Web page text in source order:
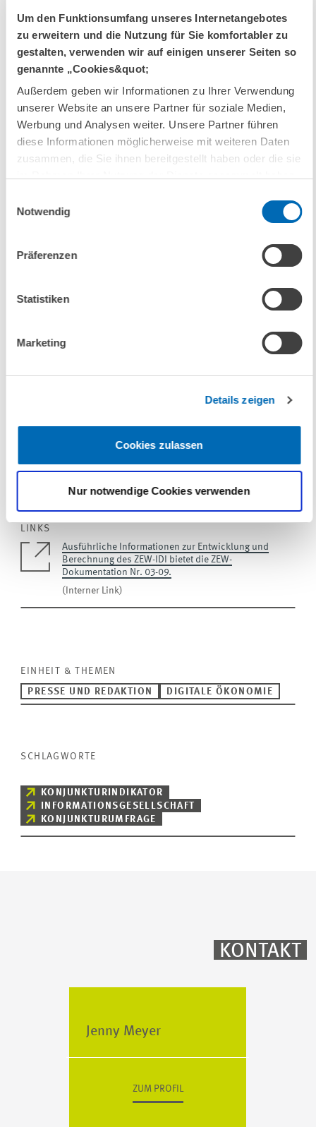
Um den Funktionsumfang unseres Internetangebotes
zu erweitern und die Nutzung für Sie komfortabler zu
gestalten, verwenden wir auf einigen unserer Seiten so
genannte „Cookies&quot;
Außerdem geben wir Informationen zu Ihrer Verwendung
unserer Website an unsere Partner für soziale Medien,
Werbung und Analysen weiter. Unsere Partner führen
diese Informationen möglicherweise mit weiteren Daten
zusammen, die Sie ihnen bereitgestellt haben oder die sie
Notwendig
Präferenzen
Statistiken
Marketing
Details zeigen
Cookies zulassen
Nur notwendige Cookies verwenden
An der vierteljährlichen Umfrage beteiligen sich jeweils rund 800
Unternehmen. Der Wirtschaftszweig Dienstleister der
Informationsgesellschaft setzt sich zusammen aus Informations- und
Kommunikationstechnologie- (IKT-) Dienstleistern (Unternehmen der
Branchen EDV-Dienste und -Vermietung, IKT-Fachhandel sowie
Telekommunikationsdienste) und wissensintensiven Dienstleistern
(Unternehmen der Branchen Steuerberatung und Wirtschaftsprüfung,
Unternehmensberatung, Architekturbüros, technische Beratung und
Planung, Forschung und Entwicklung sowie Werbung).
Allgemeine methodische Hinweise
Um die Repräsentativität der Analysen zu gewährleisten, rechnet das
der Unternehmen am gesamten Wirtschaftszweig Dienstleister der
Informationsgesellschaft hoch. Die Formulierung "Anteil der
LINKS
Ausführliche Informationen zur Entwicklung und
Berechnung des ZEW-IDI bietet die ZEW-
Dokumentation Nr. 03-09.
(Interner Link)
EINHEIT & THEMEN
PRESSE UND REDAKTION DIGITALE ÖKONOMIE
SCHLAGWORTE
KONJUNKTURINDIKATOR
INFORMATIONSGESELLSCHAFT
KONJUNKTURUMFRAGE
KONTAKT
Jenny Meyer
ZUM PROFIL